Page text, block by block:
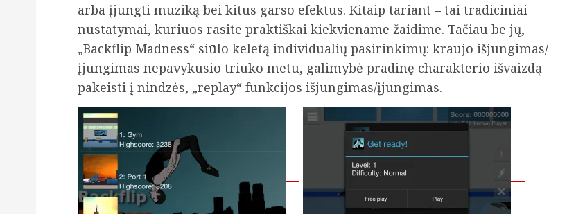
arba įjungti muziką bei kitus garso efektus. Kitaip tariant – tai tradiciniai
nustatymai, kuriuos rasite praktiškai kiekviename žaidime. Tačiau be jų,
„Backflip Madness“ siūlo keletą individualių pasirinkimų: kraujo išjungimas/
įjungimas nepavykusio triuko metu, galimybė pradinę charakterio išvaizdą
pakeisti į nindzės, „replay“ funkcijos išjungimas/įjungimas.